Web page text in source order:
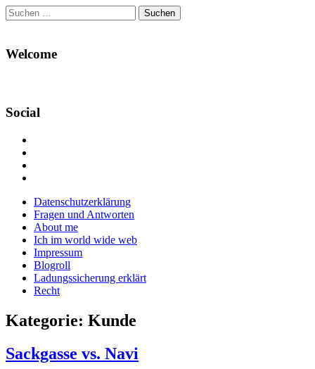
Suchen
nach:
Welcome
Social
Facebook
anzeigen
Twitter
anzeigen
auf
Instagram
anzeigen
Main
menu
Skip
content
Datenschutzerklärung
Fragen und Antworten
About me
Ich im world wide web
Impressum
Blogroll
Ladungssicherung erklärt
Recht
Kategorie: Kunde
Sackgasse vs. Navi